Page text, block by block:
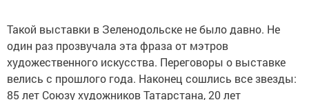
Такой выставки в Зеленодольске не было давно. Не
один раз прозвучала эта фраза от мэтров
художественного искусства. Переговоры о выставке
велись с прошлого года. Наконец сошлись все звезды:
85 лет Союзу художников Татарстана, 20 лет